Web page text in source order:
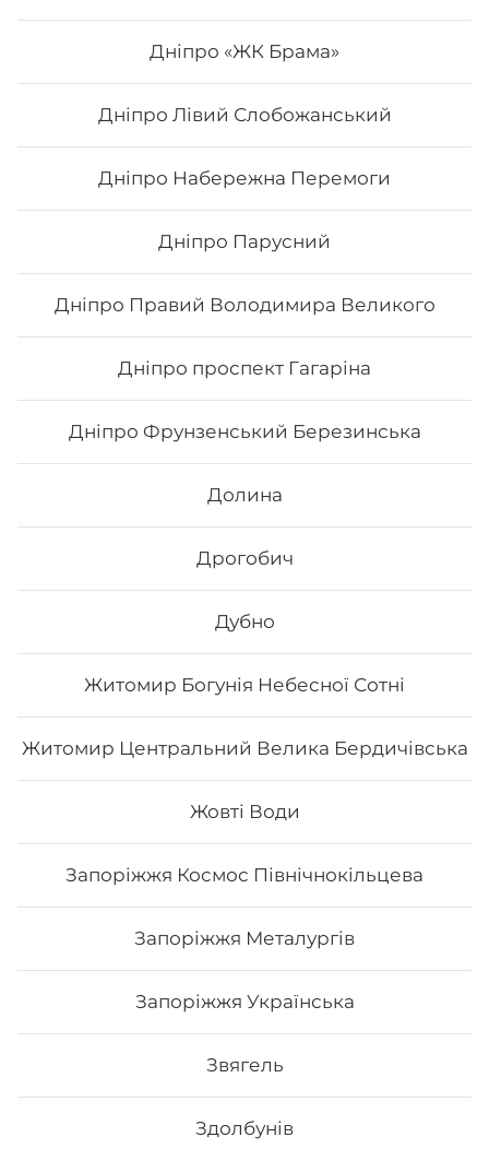
Дніпро «ЖК Брама»
Дніпро Лівий Слобожанський
Дніпро Набережна Перемоги
Дніпро Парусний
Дніпро Правий Володимира Великого
Дніпро проспект Гагаріна
Дніпро Фрунзенський Березинська
Долина
Дрогобич
Дубно
Житомир Богунія Небесної Сотні
Житомир Центральний Велика Бердичівська
Жовті Води
Запоріжжя Космос Північнокільцева
Запоріжжя Металургів
Запоріжжя Українська
Звягель
Здолбунів
Туна тобіко Deluxe
Склад: рис, норі, сир філадельфія, авокадо, сурімі, ікра
249
Кітто рол
Склад: рис, норі, манго, маринований гарбуз, сир
г.